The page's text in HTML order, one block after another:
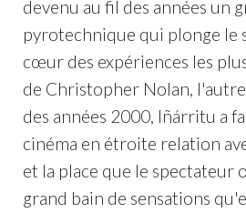
devenu au fil des années un
pyrotechnique qui plonge le
cœur des expériences les
de Christopher Nolan,
des années 2000, Iñárritu a
cinéma en étroite relation
et la place que le spectateur
grand bain de sensations